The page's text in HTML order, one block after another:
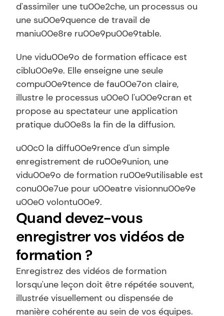
d'assimiler une tu00e2che, un processus ou
une su00e9quence de travail de
maniu00e8re ru00e9pu00e9table.
Une vidu00e9o de formation efficace est
ciblu00e9e. Elle enseigne une seule
compu00e9tence de fau00e7on claire,
illustre le processus u00e0 l'u00e9cran et
propose au spectateur une application
pratique du00e8s la fin de la diffusion.
u00c0 la diffu00e9rence d'un simple
enregistrement de ru00e9union, une
vidu00e9o de formation ru00e9utilisable est
conu00e7ue pour u00eatre visionnu00e9e
u00e0 volontu00e9.
Quand devez-vous
enregistrer vos vidéos de
formation ?
Enregistrez des vidéos de formation
lorsqu'une leçon doit être répétée souvent,
illustrée visuellement ou dispensée de
manière cohérente au sein de vos équipes.